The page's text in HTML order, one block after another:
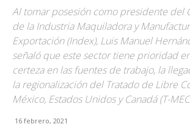
Al tomar posesión como presidente del
de la Industria Maquiladora y
Exportación (Index), Luis Manuel
señaló que este sector tiene prioridad
certeza en las fuentes de trabajo, la
la regionalización del Tratado de Libre
México, Estados Unidos y Canadá (T-
16 febrero, 2021